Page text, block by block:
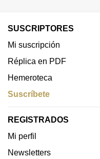
SUSCRIPTORES
Mi suscripción
Réplica en PDF
Hemeroteca
Suscríbete
REGISTRADOS
Mi perfil
Newsletters